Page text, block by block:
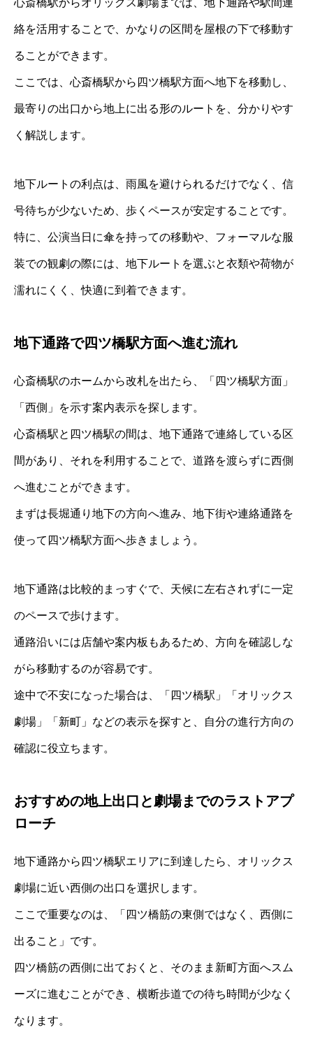
絡を活用することで、かなりの区間を屋根の下で移動す
ることができます。
ここでは、心斎橋駅から四ツ橋駅方面へ地下を移動し、
最寄りの出口から地上に出る形のルートを、分かりやす
く解説します。
地下ルートの利点は、雨風を避けられるだけでなく、信
号待ちが少ないため、歩くペースが安定することです。
特に、公演当日に傘を持っての移動や、フォーマルな服
装での観劇の際には、地下ルートを選ぶと衣類や荷物が
濡れにくく、快適に到着できます。
地下通路で四ツ橋駅方面へ進む流れ
心斎橋駅のホームから改札を出たら、「四ツ橋駅方面」
「西側」を示す案内表示を探します。
心斎橋駅と四ツ橋駅の間は、地下通路で連絡している区
間があり、それを利用することで、道路を渡らずに西側
へ進むことができます。
まずは長堀通り地下の方向へ進み、地下街や連絡通路を
使って四ツ橋駅方面へ歩きましょう。
地下通路は比較的まっすぐで、天候に左右されずに一定
のペースで歩けます。
通路沿いには店舗や案内板もあるため、方向を確認しな
がら移動するのが容易です。
途中で不安になった場合は、「四ツ橋駅」「オリックス
劇場」「新町」などの表示を探すと、自分の進行方向の
確認に役立ちます。
おすすめの地上出口と劇場までのラストアプ
ローチ
地下通路から四ツ橋駅エリアに到達したら、オリックス
劇場に近い西側の出口を選択します。
ここで重要なのは、「四ツ橋筋の東側ではなく、西側に
出ること」です。
四ツ橋筋の西側に出ておくと、そのまま新町方面へスム
ーズに進むことができ、横断歩道での待ち時間が少なく
なります。